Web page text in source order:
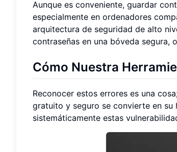
Aunque es conveniente, guardar
especialmente en ordenadores
arquitectura de seguridad de alto
contraseñas en una bóveda segura,
Cómo Nuestra
Reconocer estos errores es una
gratuito y seguro se convierte en su
sistemáticamente estas